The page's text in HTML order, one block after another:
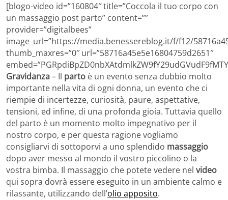
[blogo-video id=”160804″ title=”Coccola il tuo corpo con
un massaggio post parto” content=””
provider=”digitalbees”
image_url=”https://media.benessereblog.it/f/f12/
thumb_maxres=”0″ url=”58716a45e5e16804759d2651″
Gravidanza– Il parto è un evento senza dubbio molto
importante nella vita di ogni donna, un evento che ci
riempie di incertezze, curiosità, paure, aspettative,
tensioni, ed infine, di una profonda gioia. Tuttavia quello
del parto è un momento molto impegnativo per il
nostro corpo, e per questa ragione vogliamo
consigliarvi di sottoporvi a uno splendido massaggio
dopo aver messo al mondo il vostro piccolino o la
vostra bimba. Il massaggio che potete vedere nel video
qui sopra dovrà essere eseguito in un ambiente calmo e
rilassante, utilizzando dell’olio apposito.